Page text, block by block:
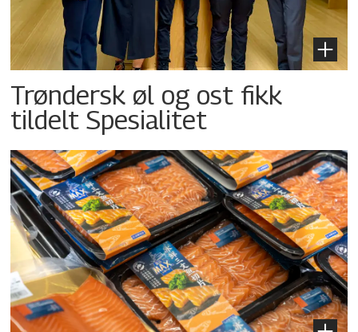
Trøndersk øl og ost fikk
tildelt Spesialitet